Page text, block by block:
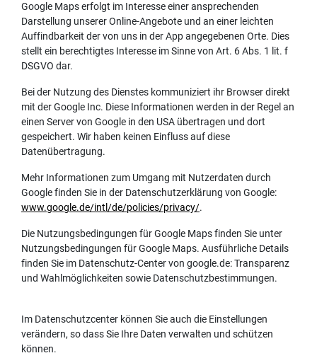
Google Maps erfolgt im Interesse einer ansprechenden
Darstellung unserer Online-Angebote und an einer leichten
Auffindbarkeit der von uns in der App angegebenen Orte. Dies
stellt ein berechtigtes Interesse im Sinne von Art. 6 Abs. 1 lit. f
DSGVO dar.
Bei der Nutzung des Dienstes kommuniziert ihr Browser direkt
mit der Google Inc. Diese Informationen werden in der Regel an
einen Server von Google in den USA übertragen und dort
gespeichert. Wir haben keinen Einfluss auf diese
Datenübertragung.
Mehr Informationen zum Umgang mit Nutzerdaten durch
Google finden Sie in der Datenschutzerklärung von Google:
www.google.de/intl/de/policies/privacy/.
Die Nutzungsbedingungen für Google Maps finden Sie unter
Nutzungsbedingungen für Google Maps. Ausführliche Details
finden Sie im Datenschutz-Center von google.de: Transparenz
und Wahlmöglichkeiten sowie Datenschutzbestimmungen.
Im Datenschutzcenter können Sie auch die Einstellungen
verändern, so dass Sie Ihre Daten verwalten und schützen
können.